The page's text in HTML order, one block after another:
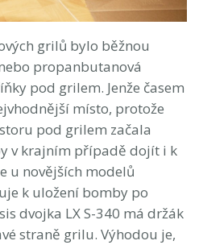
grilů bylo běžnou
propanbutanová
pod grilem. Jenže časem
místo, protože
pod grilem začala
v krajním případě dojít i k
u novějších modelů
k uložení bomby po
dvojka LX S-340 má držák
straně grilu. Výhodou je,